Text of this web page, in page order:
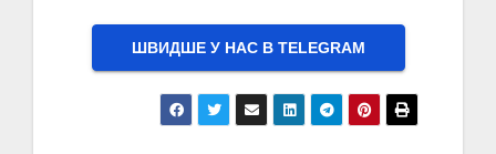
ШВИДШЕ У НАС В ТELEGRAM